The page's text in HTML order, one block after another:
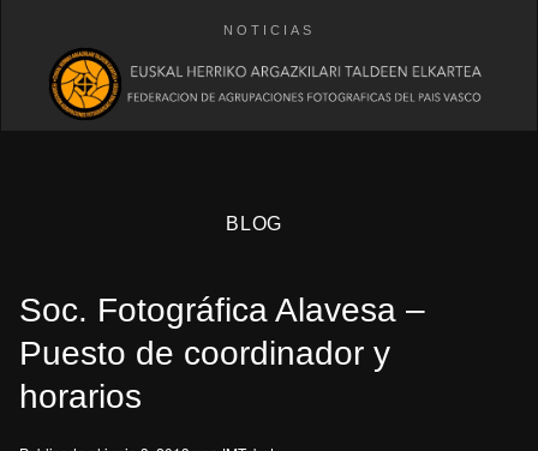
NOTICIAS
BLOG
Soc. Fotográfica Alavesa –
Puesto de coordinador y
horarios